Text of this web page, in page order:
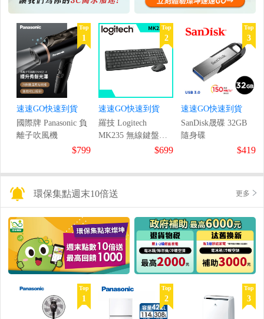
Top
1
速速GO快速到貨
國際牌 Panasonic 負
離子吹風機
$799
Top
2
速速GO快速到貨
羅技 Logitech
MK235 無線鍵盤滑
$699
Top
3
速速GO快速到貨
SanDisk晟碟 32GB
隨身碟
$419
環保集點週末10倍送 更多
Top
1
Top
2
Top
3